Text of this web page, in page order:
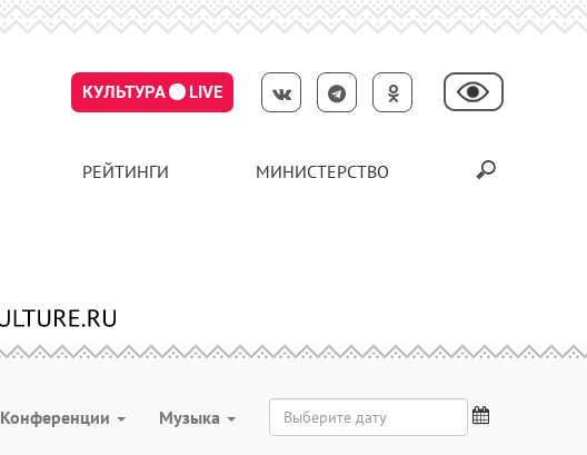
КУЛЬТУРА LIVE
РЕЙТИНГИ МИНИСТЕРСТВО
Конференции Музыка